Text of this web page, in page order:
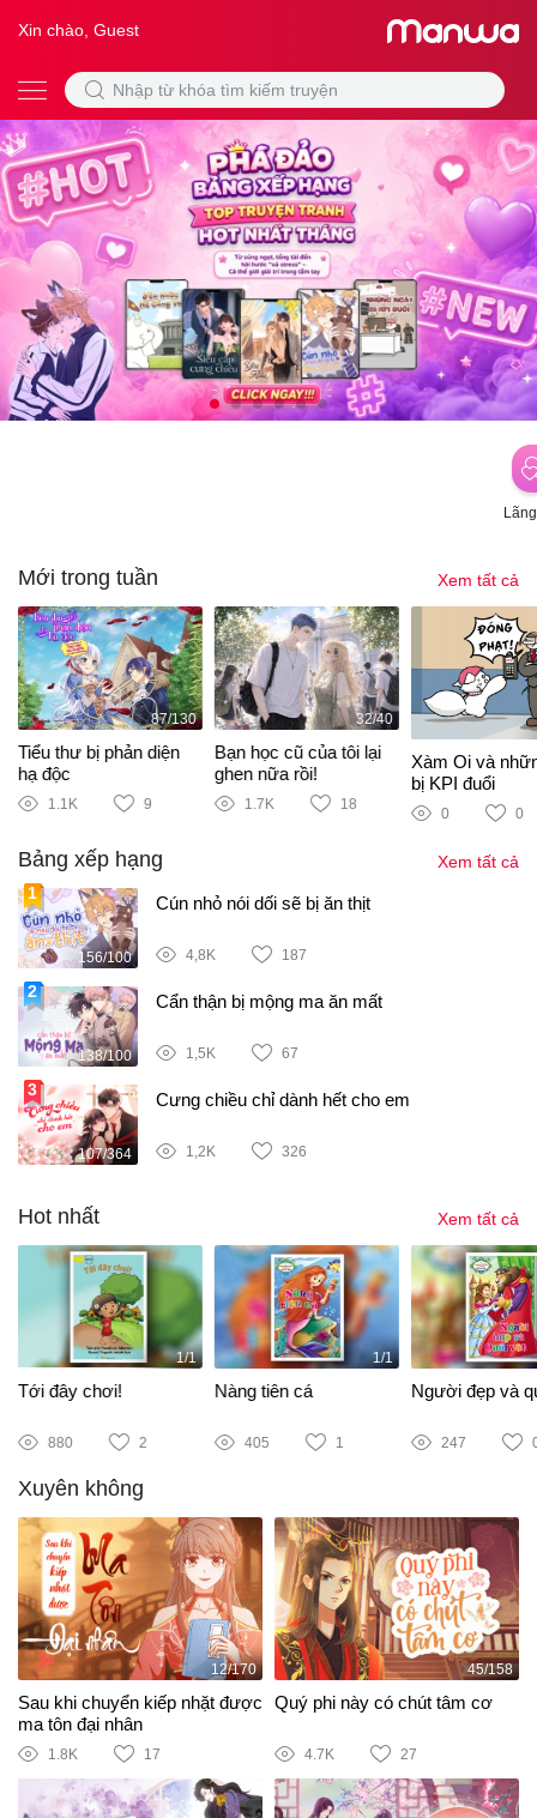
Xin chào, Guest
Mới trong tuần Xem tất cả
87/130
Tiểu thư bị phản diện
hạ độc
1.1K 9
32/40
Bạn học cũ của tôi lại
ghen nữa rồi!
1.7K 18
Xàm Oi và
bị KPI đuổi
0 0
Bảng xếp hạng Xem tất cả
156/100
Cún nhỏ nói dối sẽ bị ăn thịt
4,8K 187
138/100
Cẩn thận bị mộng ma ăn mất
1,5K 67
107/364
Cưng chiều chỉ dành hết cho em
1,2K 326
Hot nhất Xem tất cả
1/1
Tới đây chơi!
880 2
1/1
Nàng tiên cá
405 1
Người đẹp và
247
Xuyên không
12/170
Sau khi chuyển kiếp nhặt được
ma tôn đại nhân
1.8K 17
45/158
Quý phi này có chút tâm cơ
4.7K 27